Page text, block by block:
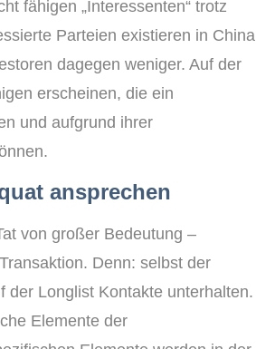
fähigen „Interessenten“ trotz
Parteien existieren in China
dagegen weniger. Auf der
erscheinen, die ein
und aufgrund ihrer
ansprechen
von großer Bedeutung –
Denn: selbst der
der Longlist Kontakte unterhalten.
Elemente der